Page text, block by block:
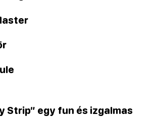
Strip” egy fun és izgalmas